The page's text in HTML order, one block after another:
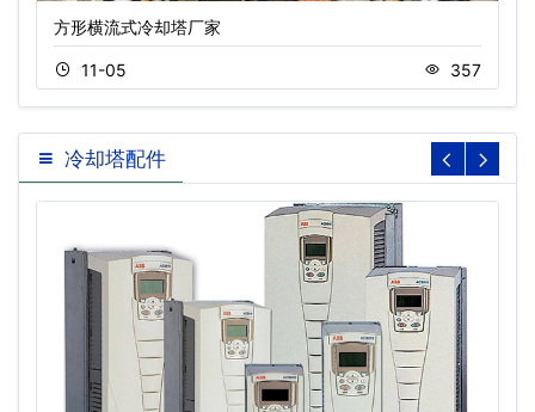
方形横流式冷却塔厂家
11-05 357
冷却塔配件